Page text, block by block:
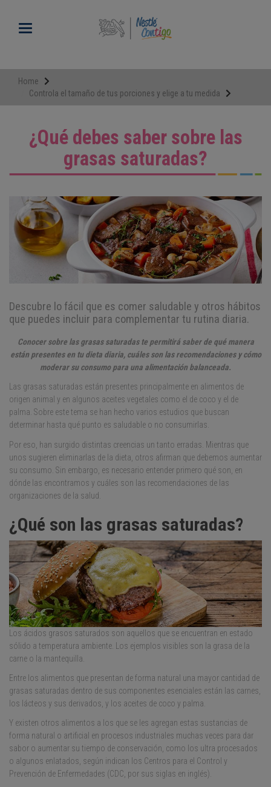
contenidoToggle navigation
Home
Controla el tamaño de tus porciones y elige a tu medida
¿Qué debes saber sobre las
grasas saturadas?
Descubre lo fácil que es comer saludable y otros hábitos
que puedes incluir para complementar tu rutina diaria.
Conocer sobre las grasas saturadas te permitirá saber de qué manera
están presentes en tu dieta diaria, cuáles son las recomendaciones y cómo
moderar su consumo para una alimentación balanceada.
Las grasas saturadas están presentes principalmente en alimentos de
origen animal y en algunos aceites vegetales como el de coco y el de
palma. Sobre este tema se han hecho varios estudios que buscan
determinar hasta qué punto es saludable o no consumirlas.
Por eso, han surgido distintas creencias un tanto erradas. Mientras que
unos sugieren eliminarlas de la dieta, otros afirman que debemos aumentar
su consumo. Sin embargo, es necesario entender primero qué son, en
dónde las encontramos y cuáles son las recomendaciones de las
organizaciones de la salud.
¿Qué son las grasas saturadas?
Los ácidos grasos saturados son aquellos que se encuentran en estado
sólido a temperatura ambiente. Los ejemplos visibles son la grasa de la
carne o la mantequilla.
Entre los alimentos que presentan de forma natural una mayor cantidad de
grasas saturadas dentro de sus componentes esenciales están las carnes,
los lácteos y sus derivados, y los aceites de coco y palma.
Y existen otros alimentos a los que se les agregan estas sustancias de
forma natural o artificial en procesos industriales muchas veces para dar
sabor o aumentar su tiempo de conservación, como los ultra procesados
o algunos enlatados, según indican los Centros para el Control y
Prevención de Enfermedades (CDC, por sus siglas en inglés).